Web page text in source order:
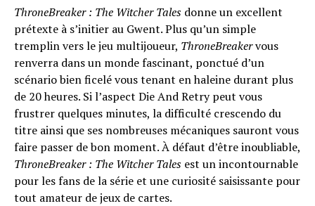
ThroneBreaker : The Witcher Tales donne un excellent
prétexte à s’initier au Gwent. Plus qu’un simple
tremplin vers le jeu multijoueur, ThroneBreakervous
renverra dans un monde fascinant, ponctué d’un
scénario bien ficelé vous tenant en haleine durant plus
de 20 heures. Si l’aspect Die And Retry peut vous
frustrer quelques minutes, la difficulté crescendo du
titre ainsi que ses nombreuses mécaniques sauront vous
faire passer de bon moment. À défaut d’être inoubliable,
ThroneBreaker : The Witcher Tales est un incontournable
pour les fans de la série et une curiosité saisissante pour
tout amateur de jeux de cartes.